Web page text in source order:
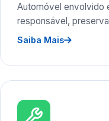
Automóvel envolvido
responsável,
Saiba Mais